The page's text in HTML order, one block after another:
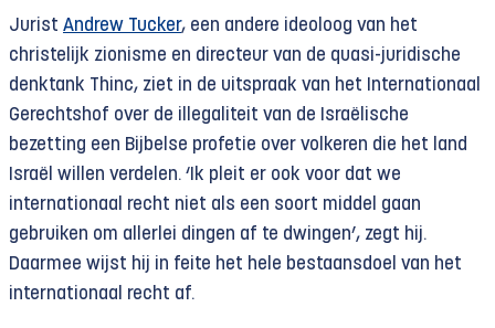
Jurist Andrew Tucker, een andere ideoloog van het
christelijk zionisme en directeur van de quasi-juridische
denktank Thinc, ziet in de uitspraak van het Internationaal
Gerechtshof over de illegaliteit van de Israëlische
bezetting een Bijbelse profetie over volkeren die het land
Israël willen verdelen. ‘Ik pleit er ook voor dat we
internationaal recht niet als een soort middel gaan
gebruiken om allerlei dingen af te dwingen’, zegt hij.
Daarmee wijst hij in feite het hele bestaansdoel van het
internationaal recht af.